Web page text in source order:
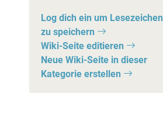
Log dich ein um Lesezeichen
zu speichern
Wiki-Seite editieren
Neue Wiki-Seite in dieser
Kategorie erstellen